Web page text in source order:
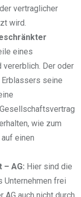
vertraglicher
wird.
eines
vererblich. Der oder
Erblassers seine
wie zum
einen
AG: Hier sind die
frei